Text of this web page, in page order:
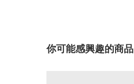
你可能感興趣的商品